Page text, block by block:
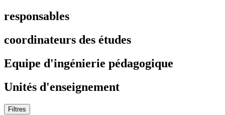
responsables
coordinateurs des études
Equipe d'ingénierie pédagogique
Unités d'enseignement
Filtres